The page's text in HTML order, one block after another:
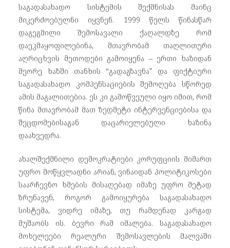
საგადასახადო სისტემის შექმნისას მაინც
მიკერძოებულნი იყვნენ. 1999 წელს წინასწარ
დაგეგმილი შემოსავალი ქაღალდზე რომ
დაეკმაყოფილებინა, მთავრობამ თაღლითური
აღრიცხვის მეთოდები გამოიყენა – ერთი ხაზიდან
მეორე ხაზში თანხის “გადაგზავნა” და ფიქტიური
საგადასახადო კომპენსაციების შემოღება სწორედ
ამის მაგალითებია. ეს კი გამოწვეული იყო იმით, რომ
წინა მთავრობამ მათ ზედმეტი ინტერვენციებისა და
შეცდომებისაგან დაცარიელებული ხაზინა
დაახვედრა.
ახალშექმნილი დემოკრატიები კორუფციის მიმართ
უფრო მოწყვლადნი არიან, ვინაიდან პოლიტიკოსები
საარჩევნო ხმების მისაღებად იმაზე უფრო მეტად
ზრუნავენ, როგორ გამოიყურება საგადასახადო
სისტემა, ვიდრე იმაზე, თუ რამდენად კარგად
მუშაობს ის. ბევრი რამ იმალება. საგადასახადო
მოხელეები რეალური შემოსავლების მალვაში